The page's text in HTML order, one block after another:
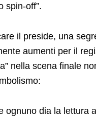
spin-off”.
il preside, una
aumenti per il
nella scena finale
ognuno dia la lettura